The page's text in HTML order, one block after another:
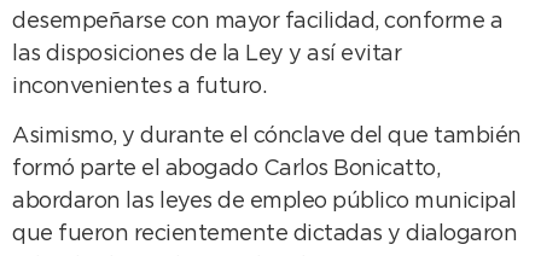
desempeñarse con mayor facilidad, conforme a
las disposiciones de la Ley y así evitar
inconvenientes a futuro.
Asimismo, y durante el cónclave del que también
formó parte el abogado Carlos Bonicatto,
abordaron las leyes de empleo público municipal
que fueron recientemente dictadas y dialogaron